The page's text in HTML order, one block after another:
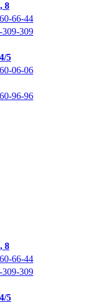
8
66-44
309
5
06-06
96-96
8
66-44
309
5